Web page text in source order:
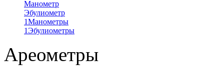
Манометр
Эбулиометр
1Манометры
1Эбулиометры
Ареометры